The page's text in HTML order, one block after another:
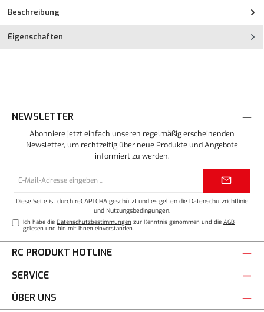
Beschreibung
Eigenschaften
NEWSLETTER
Abonniere jetzt einfach unseren regelmäßig erscheinenden
Newsletter, um rechtzeitig über neue Produkte und Angebote
informiert zu werden.
Diese Seite ist durch reCAPTCHA geschützt und es gelten die Datenschutzrichtlinie
und Nutzungsbedingungen.
Ich habe dieDatenschutzbestimmungen zur Kenntnis genommen und dieAGB
gelesen und bin mit ihnen einverstanden.
RC PRODUKT HOTLINE
SERVICE
ÜBER UNS